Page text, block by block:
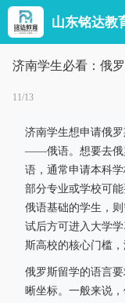
山东铭达教
济南学生必看：俄
11/13
济南学生想申请俄
——俄语。想要去俄
语，通常申请本科
部分专业或学校可
俄语基础的学生，
试后方可进入大学
斯高校的核心门槛，
俄罗斯留学的语言
晰坐标。一般来说